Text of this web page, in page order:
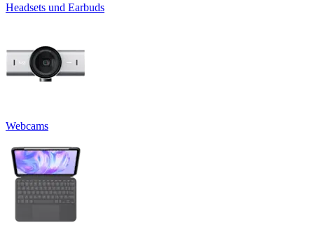
Headsets und Earbuds
Webcams